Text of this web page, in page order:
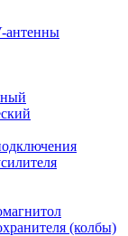
антенны
(колбы)